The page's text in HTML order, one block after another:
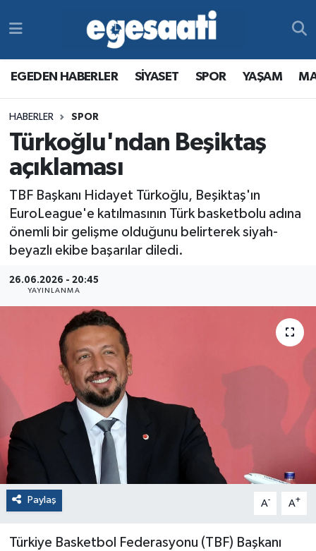
EGEDEN HABERLER SİYASET SPOR YAŞAM
HABERLER SPOR
Türkoğlu'ndan Beşiktaş
açıklaması
TBF Başkanı Hidayet Türkoğlu, Beşiktaş'ın
EuroLeague'e katılmasının Türk basketbolu adına
önemli bir gelişme olduğunu belirterek siyah-
beyazlı ekibe başarılar diledi.
26.06.2026 - 20:45
YAYINLANMA
Paylaş A- A+
Türkiye Basketbol Federasyonu (TBF) Başkanı
MAGAZİN
RESMİ REKLAMLAR
YAŞAM
MAGAZİN
RESMİ REKLAMLAR
Tüm Manşetler
Son Dakika Haberleri
Haber Arşivi